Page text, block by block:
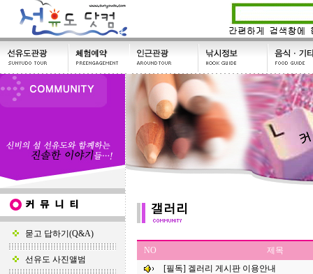
묻고 답하기(Q&A)
선유도 사진앨범
NO
제목
[필독] 겔러리 게시판 이용안내